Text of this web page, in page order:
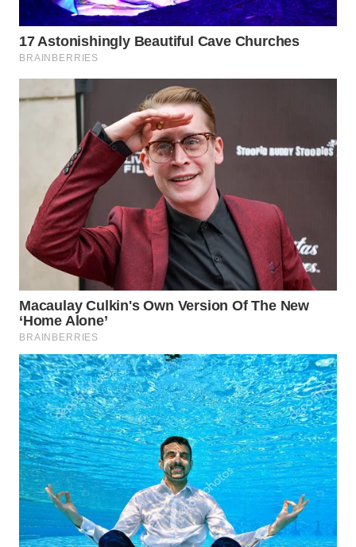
WN
NIAS
WN
LANGKAT
TAPANULI
SELATAN
WN
TANJUNG
LESUNG
WN
KARO
WN
SIMALUNGUN
WN
LABUHANBATU
WN
TAPANULI
TENGAH